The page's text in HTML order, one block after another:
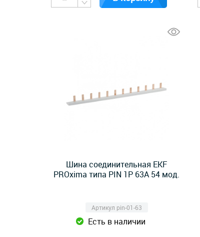
Шина соединительная EKF
PROxima типа PIN 1P 63А 54 мод.
Артикул pin-01-63
Есть в наличии